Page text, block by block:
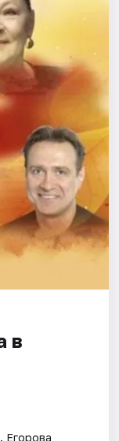
в
Егорова